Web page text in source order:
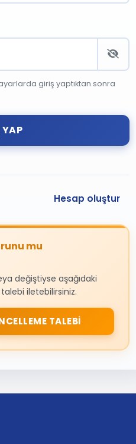
giriş yaptıktan sonra
YAP
Hesap oluştur
mu
değiştiyse aşağıdaki
iletebilirsiniz.
TALEBI